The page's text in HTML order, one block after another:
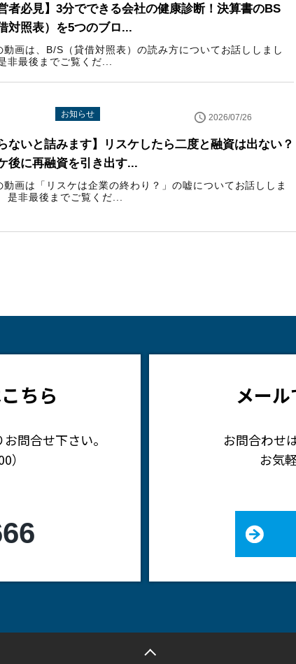
営者必見】3分でできる会社の健康診断！決算書のBS
対照表）を5つのブロ...
動画は、B/S（貸借対照表）の読み方についてお話ししまし
非最後までご覧くだ...
お知らせ 2026/07/26
ないと詰みます】リスケしたら二度と融資は出ない？
後に再融資を引き出す...
動画は「リスケは企業の終わり？」の嘘についてお話ししま
是非最後までご覧くだ...
ちら
問合せ下さい。
）
メー
お問合わせ
お気